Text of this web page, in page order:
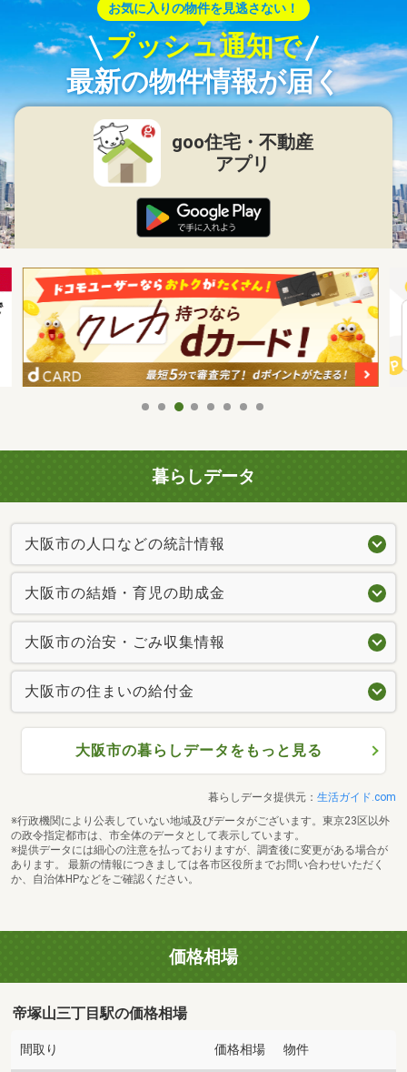
お気に入りの物件を見逃さない！
プッシュ通知で
最新の物件情報が届く
goo住宅・不動産
アプリ
暮らしデータ
大阪市の人口などの統計情報
大阪市の結婚・育児の助成金
大阪市の治安・ごみ収集情報
大阪市の住まいの給付金
大阪市の暮らしデータをもっと見る
暮らしデータ提供元： 生活ガイド.com
※行政機関により公表していない地域及びデータがございます。東京23区以外
の政令指定都市は、市全体のデータとして表示しています。
※提供データには細心の注意を払っておりますが、調査後に変更がある場合が
あります。 最新の情報につきましては各市区役所までお問い合わせいただく
か、自治体HPなどをご確認ください。
価格相場
帝塚山三丁目駅の価格相場
間取り 価格相場 物件